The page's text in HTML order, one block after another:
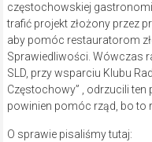
częstochowskiej
trafić projekt złożony przez
aby pomóc restauratorom
Sprawiedliwości. Wówczas
SLD, przy wsparciu Klubu
Częstochowy” , odrzucili
powinien pomóc rząd, bo to
O sprawie pisaliśmy tutaj: